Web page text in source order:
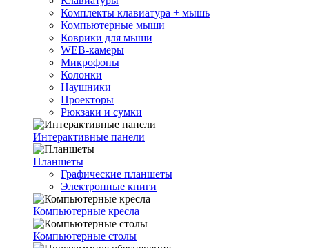
Комплекты клавиатура + мышь
Компьютерные мыши
Коврики для мыши
WEB-камеры
Микрофоны
Колонки
Наушники
Проекторы
Рюкзаки и сумки
Интерактивные панели
Планшеты
Графические планшеты
Электронные книги
Компьютерные кресла
Компьютерные столы